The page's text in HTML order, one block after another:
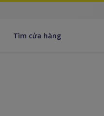
Tìm cửa hàng